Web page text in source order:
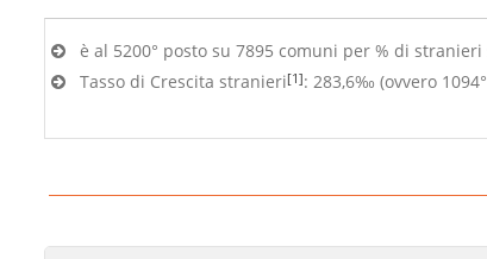
è al 5200° posto su 7895 comuni per % di
Tasso di Crescita stranieri[1]: 283,6‰ (ovvero